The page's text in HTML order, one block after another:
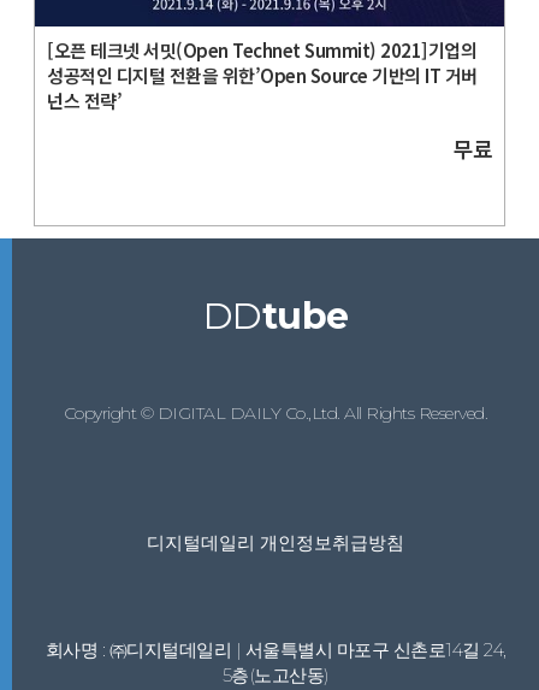
[오픈 테크넷 서밋(Open Technet Summit) 2021]기업의
성공적인 디지털 전환을 위한’Open Source 기반의 IT 거버
넌스 전략’
무료
DDtube
Copyright © DIGITAL DAILY Co.,Ltd. All Rights Reserved.
디지털데일리 개인정보취급방침
회사명 : ㈜디지털데일리 | 서울특별시 마포구 신촌로14길 24,
5층(노고산동)